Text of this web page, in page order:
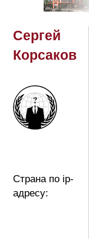
Сергей
Корсаков
Страна по ip-
адресу: